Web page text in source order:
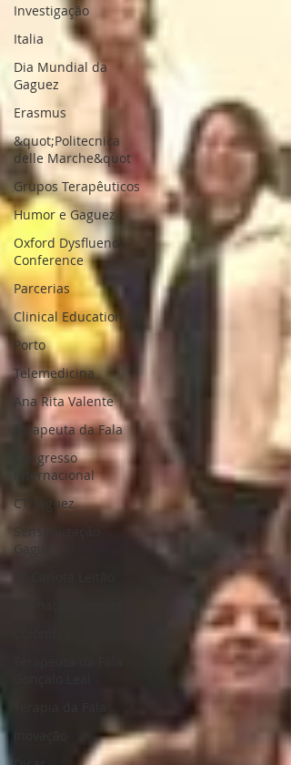
Investigação
Italia
Dia Mundial da
Gaguez
Erasmus
&quot;Politecnica
delle Marche&quot
Grupos Terapêuticos
Humor e Gaguez
Oxford Dysfluency
Conference
Parcerias
Clinical Education
Porto
Telemedicina
Ana Rita Valente
Terapeuta da Fala
Congresso
Internacional
CTGaguez
Sensibilização
Gaguez